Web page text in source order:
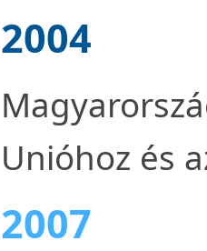
2004
Unióhoz és
2007